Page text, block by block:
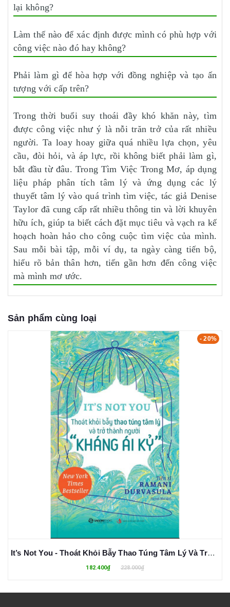
lại không?
Làm thế nào để xác định được mình có phù hợp với
công việc nào đó hay không?
Phải làm gì để hòa hợp với đồng nghiệp và tạo ấn
tượng với cấp trên?
Trong thời buổi suy thoái đầy khó khăn này, tìm
được công việc như ý là nỗi trăn trở của rất nhiều
người. Ta loay hoay giữa quá nhiều lựa chọn, yêu
cầu, đòi hỏi, và áp lực, rồi không biết phải làm gì,
bắt đầu từ đâu. Trong Tìm Việc Trong Mơ, áp dụng
liệu pháp phân tích tâm lý và ứng dụng các lý
thuyết tâm lý vào quá trình tìm việc, tác giả Denise
Taylor đã cung cấp rất nhiều thông tin và lời khuyên
hữu ích, giúp ta biết cách đặt mục tiêu và vạch ra kế
hoạch hoàn hảo cho công cuộc tìm việc của mình.
Sau mỗi bài tập, mỗi ví dụ, ta ngày càng tiến bộ,
hiểu rõ bản thân hơn, tiến gần hơn đến công việc
mà mình mơ ước.
Sản phẩm cùng loại
- 20%
It’s Not You - Thoát Khỏi Bẫy Thao Túng Tâm Lý Và Trở Thành Người "Kháng Ái Kỉ" - Ramani Durvasula
182.400₫ 228.000₫